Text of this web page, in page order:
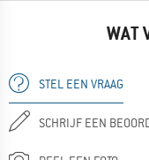
WAT
STEL EEN VRAAG
SCHRIJF EEN